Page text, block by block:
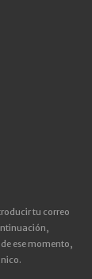
tu correo
ese momento,